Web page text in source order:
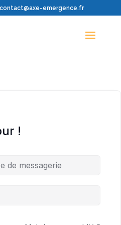
contact@axe-emergence.fr
!